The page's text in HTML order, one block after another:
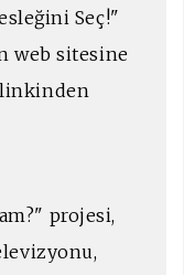
Seç!"
web sitesine
projesi,